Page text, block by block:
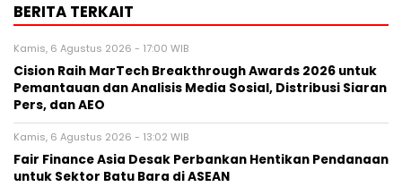
BERITA TERKAIT
Kamis, 6 Agustus 2026 - 17:00 WIB
Cision Raih MarTech Breakthrough Awards 2026 untuk
Pemantauan dan Analisis Media Sosial, Distribusi Siaran
Pers, dan AEO
Kamis, 6 Agustus 2026 - 13:02 WIB
Fair Finance Asia Desak Perbankan Hentikan Pendanaan
untuk Sektor Batu Bara di ASEAN